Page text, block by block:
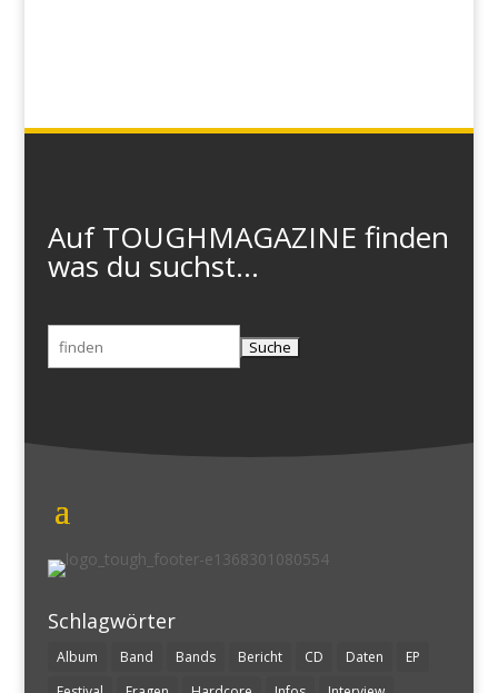
Auf TOUGHMAGAZINE finden
was du suchst...
Suchen
nach:
Schlagwörter
Album Band Bands Bericht CD Daten
EP